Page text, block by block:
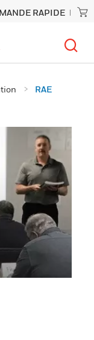
RAPIDE
RAE